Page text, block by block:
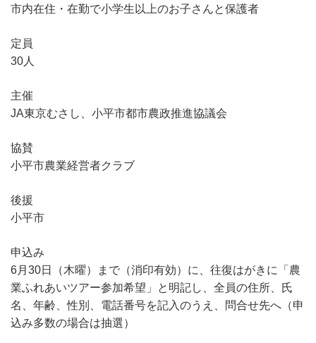
市内在住・在勤で小学生以上のお子さんと保護者
定員
30人
主催
JA東京むさし、小平市都市農政推進協議会
協賛
小平市農業経営者クラブ
後援
小平市
申込み
6月30日（木曜）まで（消印有効）に、往復はがきに「農
業ふれあいツアー参加希望」と明記し、全員の住所、氏
名、年齢、性別、電話番号を記入のうえ、問合せ先へ（申
込み多数の場合は抽選）